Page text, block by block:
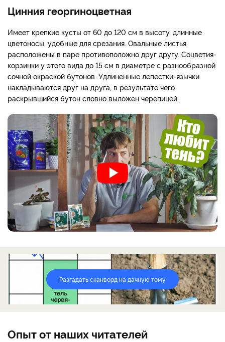
Цинния георгиноцветная
Имеет крепкие кусты от 60 до 120 см в высоту, длинные
цветоносы, удобные для срезания. Овальные листья
расположены в паре противоположно друг другу. Соцветия-
корзинки у этого вида до 15 см в диаметре с разнообразной
сочной окраской бутонов. Удлиненные лепестки-язычки
накладываются друг на друга, в результате чего
раскрывшийся бутон словно выложен черепицей.
Разгадать сканворд на дачную тему
Опыт от наших читателей